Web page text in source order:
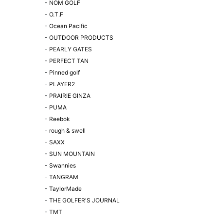
- NOM GOLF
- O.T.F
- Ocean Pacific
- OUTDOOR PRODUCTS
- PEARLY GATES
- PERFECT TAN
- Pinned golf
- PLAYER2
- PRAIRIE GINZA
- PUMA
- Reebok
- rough & swell
- SAXX
- SUN MOUNTAIN
- Swannies
- TANGRAM
- TaylorMade
- THE GOLFER'S JOURNAL
- TMT